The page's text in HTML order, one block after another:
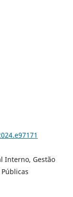
Interno, Gestão